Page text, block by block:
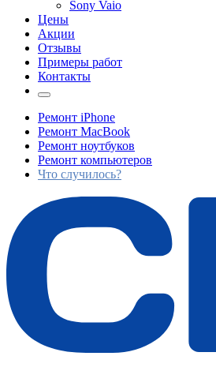
Sony Vaio
Цены
Акции
Отзывы
Примеры работ
Контакты
Ремонт iPhone
Ремонт MacBook
Ремонт ноутбуков
Ремонт компьютеров
Что случилось?